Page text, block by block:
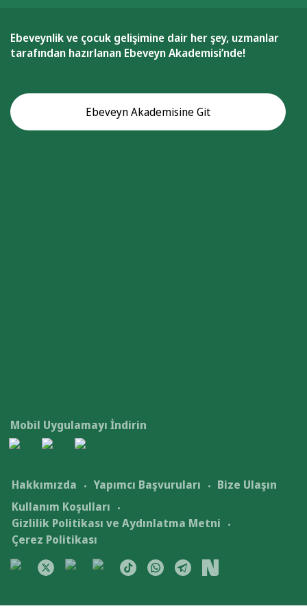
Ebeveynlik ve çocuk gelişimine dair her şey, uzmanlar
tarafından hazırlanan Ebeveyn Akademisi’nde!
Ebeveyn Akademisine Git
Mobil Uygulamayı İndirin
Hakkımızda Yapımcı Başvuruları
Bize Ulaşın
Kullanım Koşulları
Gizlilik Politikası ve Aydınlatma Metni
Çerez Politikası